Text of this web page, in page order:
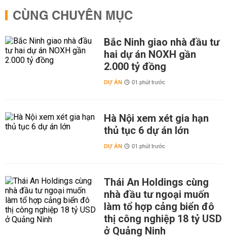
CÙNG CHUYÊN MỤC
Bắc Ninh giao nhà đầu tư
hai dự án NOXH gần
2.000 tỷ đồng
DỰ ÁN 01 phút trước
Hà Nội xem xét gia hạn
thủ tục 6 dự án lớn
DỰ ÁN 01 phút trước
Thái An Holdings cùng
nhà đầu tư ngoại muốn
làm tổ hợp cảng biển đô
thị công nghiệp 18 tỷ USD
ở Quảng Ninh